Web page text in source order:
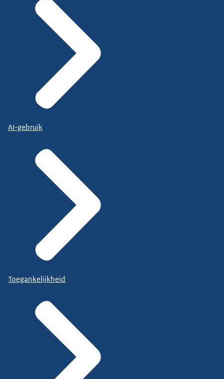
AI-gebruik
Toegankelijkheid